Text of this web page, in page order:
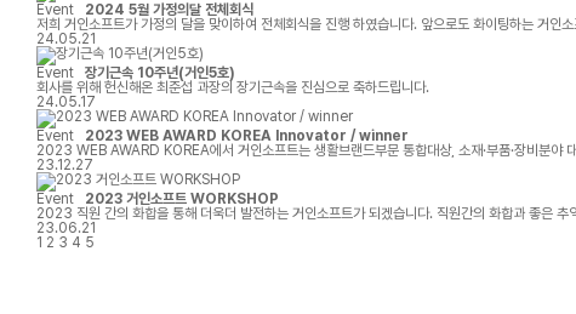
Event
2024 5월 가정의달 전체회식
저희 거인소프트가 가정의 달을 맞이하여 전체회식을 진행 하였습니다. 앞으로도 화이팅하는 거인
24.05.21
Event
장기근속 10주년(거인5호)
회사를 위해 헌신해온 최준섭 과장의 장기근속을 진심으로 축하드립니다.
24.05.17
Event
2023 WEB AWARD KOREA Innovator / winner
2023 WEB AWARD KOREA에서 거인소프트는 생활브랜드부문 통합대상, 소재·부품·장비분야
23.12.27
Event
2023 거인소프트 WORKSHOP
2023 직원 간의 화합을 통해 더욱더 발전하는
23.06.21
1 2 3 4 5